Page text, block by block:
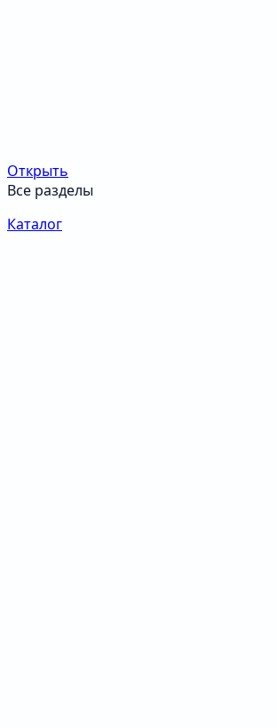
Открыть
Все разделы
Каталог